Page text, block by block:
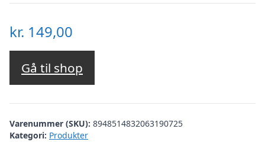
kr. 149,00
Gå til shop
Varenummer (SKU): 8948514832063190725
Kategori: Produkter